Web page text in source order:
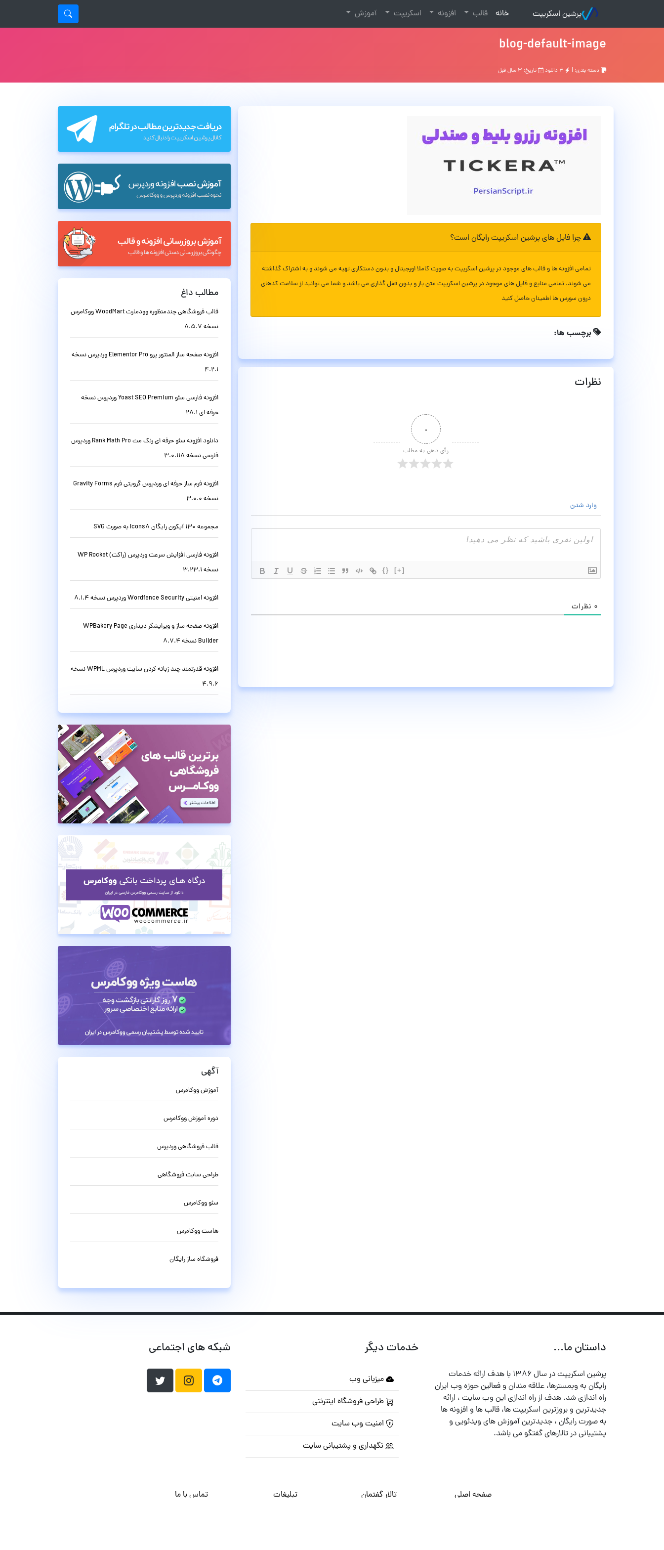
پرشین اسکریپت خانه
(current) قالب افزونه اسکریپت آموزش
blog-default-image
دسته بندی: | تاریخ: ۳ سال قبل
چرا فایل های پرشین اسکریپت رایگان است؟
تمامی افزونه ها و قالب های موجود در پرشین اسکریپت به صورت کاملا اورجینال و بدون دستکاری تهیه می شوند و به اشتراک گذاشته
می شوند. تمامی منابع و فایل های موجود در پرشین اسکریپت متن باز و بدون قفل گذاری می باشد و شما می توانید از سلامت کدهای
درون سورس ها اطمینان حاصل کنید
برچسب ها:
نظرات
۰
رأی دهی به مطلب
وارد شدن
{} [+]
۰ نظرات
مطالب داغ
قالب فروشگاهی چندمنظوره وودمارت WoodMart ووکامرس
نسخه 8.5.7
افزونه صفحه ساز المنتور پرو Elementor Pro وردپرس نسخه
4.2.1
افزونه فارسی سئو Yoast SEO Premium وردپرس نسخه
حرفه ای 28.1
دانلود افزونه سئو حرفه ای رنک مث Rank Math Pro وردپرس
فارسی نسخه 3.0.118
افزونه فرم ساز حرفه ای وردپرس گرویتی فرم Gravity Forms
نسخه 3.0.0
مجموعه 130 آیکون رایگان Icons8 به صورت SVG
افزونه فارسی افزایش سرعت وردپرس (راکت) WP Rocket
نسخه 3.23.1
افزونه امنیتی Wordfence Security وردپرس نسخه 8.1.4
افزونه صفحه ساز و ویرایشگر دیداری WPBakery Page
Builder نسخه 8.7.4
افزونه قدرتمند چند زبانه کردن سایت وردپرس WPML نسخه
4.9.6
آگهی
آموزش ووکامرس
دوره آموزش ووکامرس
قالب فروشگاهی وردپرس
طراحی سایت فروشگاهی
سئو ووکامرس
هاست ووکامرس
فروشگاه ساز رایگان
داستان ما...
پرشین اسکریپت در سال ۱۳۸۶ با هدف ارائه خدمات
رایگان به وبمسترها، علاقه مندان و فعالین حوزه وب ایران
راه اندازی شد. هدف از راه اندازی این وب سایت ، ارائه
جدیدترین و بروزترین اسکریپت ها، قالب ها و افزونه ها
به صورت رایگان ، جدیدترین آموزش های ویدئویی و
پشتیبانی در تالارهای گفتگو می باشد.
خدمات دیگر
میزبانی وب
طراحی فروشگاه اینترنتی
امنیت وب سایت
نگهداری و پشتیبانی سایت
شبکه های اجتماعی
صفحه اصلی تالار گفتمان تبلیغات تماس با ما